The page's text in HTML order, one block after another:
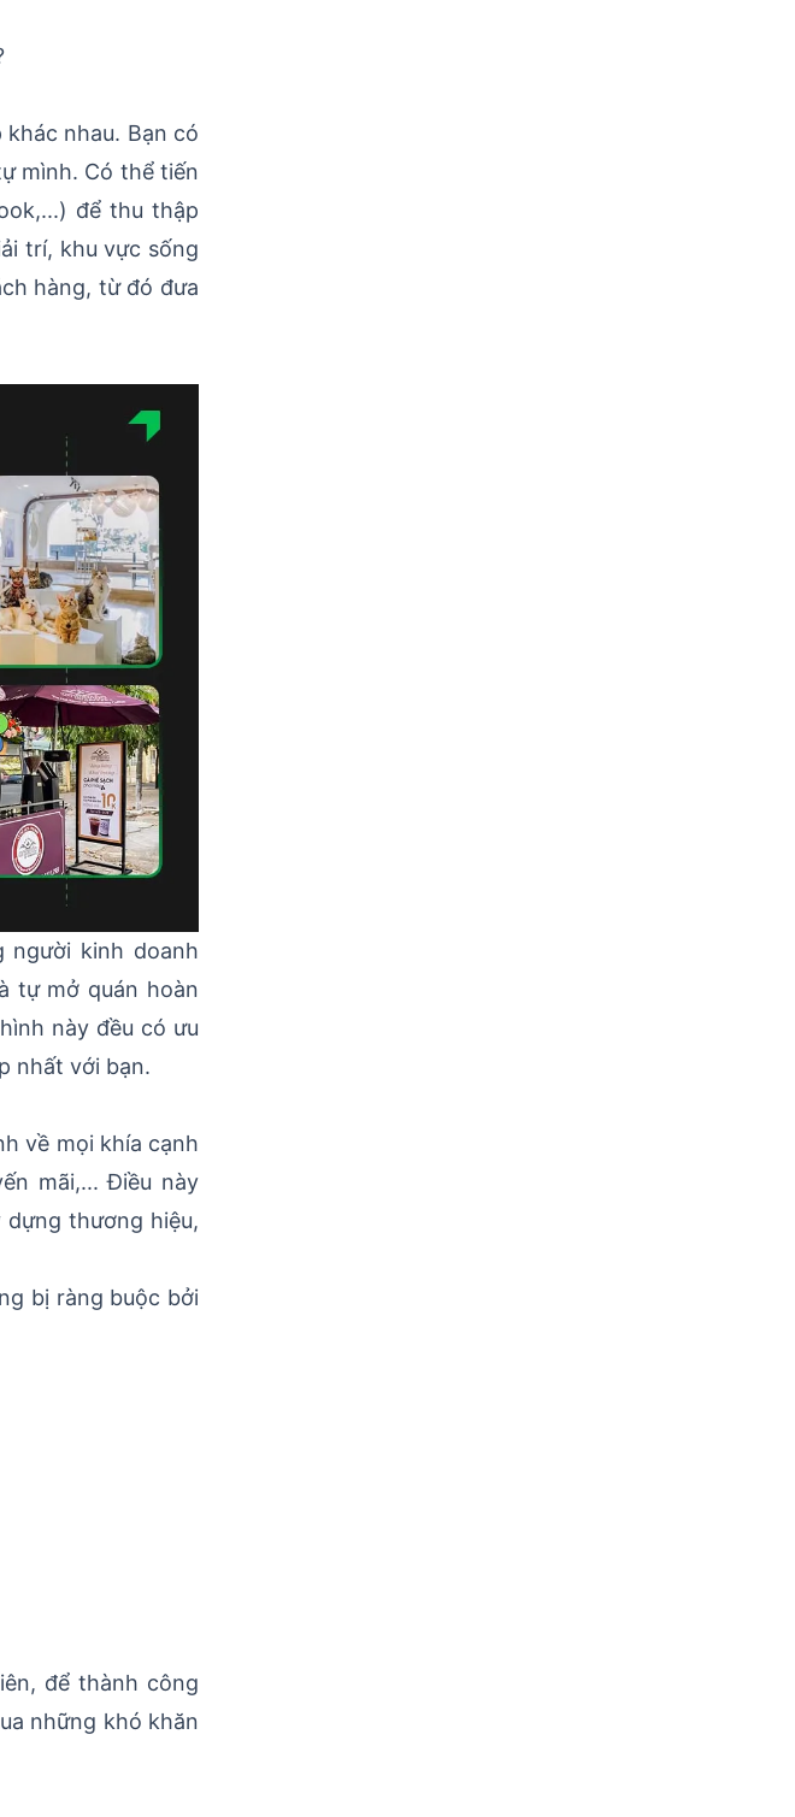
nhau. Bạn có
mình. Có thể tiến
để thu thập
trí, khu vực sống
hàng, từ đó đưa
người kinh doanh
tự mở quán hoàn
này đều có ưu
nhất với bạn.
về mọi khía cạnh
mãi,... Điều này
thương hiệu,
bị ràng buộc bởi
để thành công
những khó khăn